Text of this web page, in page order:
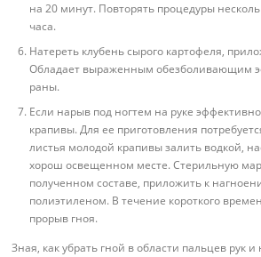
на 20 минут. Повторять процедуры
часа.
Натереть клубень сырого картофеля,
Обладает выраженным обезболивающим
раны.
Если нарыв под ногтем на руке
крапивы. Для ее приготовления
листья молодой крапивы залить водкой,
хорош освещенном месте. Стерильную
полученном составе, приложить к
полиэтиленом. В течение короткого
прорыв гноя.
Зная, как убрать гной в области пальцев рук